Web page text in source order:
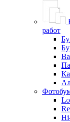
работ